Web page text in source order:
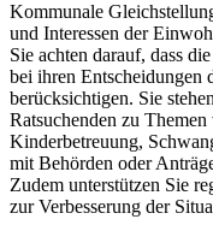
Kommunale
und Interessen der
Sie achten darauf, dass
bei ihren Entscheidungen
berücksichtigen. Sie
Ratsuchenden zu
Kinderbetreuung,
mit Behörden oder
Zudem unterstützen Sie
zur Verbesserung der